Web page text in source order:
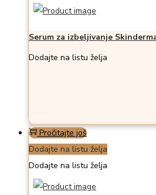
Serum za izbeljivanje
Dodajte na listu želja
Pročitajte još
Dodajte na listu želja
Dodajte na listu želja